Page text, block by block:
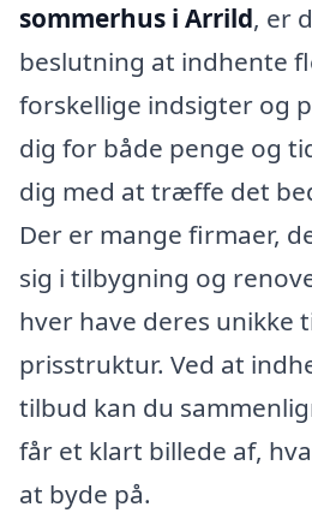
sommerhus i Arrild, er
beslutning at indhente
forskellige indsigter og
dig for både penge og
dig med at træffe det
Der er mange firmaer,
sig i tilbygning og
hver have deres unikke
prisstruktur. Ved at
tilbud kan du
får et klart billede af,
at byde på.